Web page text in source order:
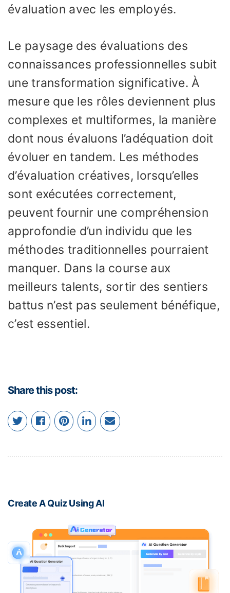
évaluation avec les employés.
Le paysage des évaluations des
connaissances professionnelles subit
une transformation significative. À
mesure que les rôles deviennent plus
complexes et multiformes, la manière
dont nous évaluons l’adéquation doit
évoluer en tandem. Les méthodes
d’évaluation créatives, lorsqu’elles
sont exécutées correctement,
peuvent fournir une compréhension
approfondie d’un individu que les
méthodes traditionnelles pourraient
manquer. Dans la course aux
meilleurs talents, sortir des sentiers
battus n’est pas seulement bénéfique,
c’est essentiel.
Share this post:
Create A Quiz Using AI